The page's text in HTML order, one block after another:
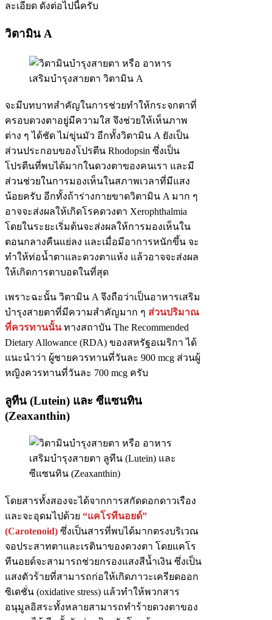
ละเอียด ดังต่อไปนี้ครับ
วิตามิน A
จะมีบทบาทสำคัญในการช่วยทำให้กระจกตาที่
ครอบดวงตาอยู่มีความใส จึงช่วยให้เห็นภาพ
ต่าง ๆ ได้ชัด ไม่ขุ่นมัว อีกทั้งวิตามิน A ยังเป็น
ส่วนประกอบของโปรตีน Rhodopsin ซึ่งเป็น
โปรตีนที่พบได้มากในดวงตาของคนเรา และมี
ส่วนช่วยในการมองเห็นในสภาพเวลาที่มีแสง
น้อยครับ อีกทั้งถ้าร่างกายขาดวิตามิน A มาก ๆ
อาจจะส่งผลให้เกิดโรคดวงตา Xerophthalmia
โดยในระยะเริ่มต้นจะส่งผลให้การมองเห็นใน
ตอนกลางคืนแย่ลง และเมื่อมีอาการหนักขึ้น จะ
ทำให้ท่อน้ำตาและดวงตาแห้ง แล้วอาจจะส่งผล
ให้เกิดการตาบอดในที่สุด
เพราะฉะนั้น วิตามิน A จึงถือว่าเป็นอาหารเสริม
บำรุงสายตาที่มีความสำคัญมาก ๆ ส่วนปริมาณ
ที่ควรทานนั้นทางสถาบัน The Recommended
Dietary Allowance (RDA) ของสหรัฐอเมริกา ได้
แนะนำว่า ผู้ชายควรทานที่วันละ 900 mcg ส่วนผู้
หญิงควรทานที่วันละ 700 mcg ครับ
ลูทีน (Lutein) และ ซีแซนทิน
(Zeaxanthin)
โดยสารทั้งสองจะได้จากการสกัดดอกดาวเรือง
และจะอุดมไปด้วย “แคโรทีนอยด์”
(Carotenoid) ซึ่งเป็นสารที่พบได้มากตรงบริเวณ
จอประสาทตาและเรตินาของดวงตา โดยแคโร
ทีนอยด์จะสามารถช่วยกรองแสงสีน้ำเงิน ซึ่งเป็น
แสงตัวร้ายที่สามารถก่อให้เกิดภาวะเครียดออก
ซิเดชั่น (oxidative stress) แล้วทำให้พวกสาร
อนุมูลอิสระทั้งหลายสามารถทำร้ายดวงตาของ